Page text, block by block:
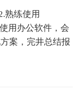
熟练使用
用办公软件，会
案，完井总结报